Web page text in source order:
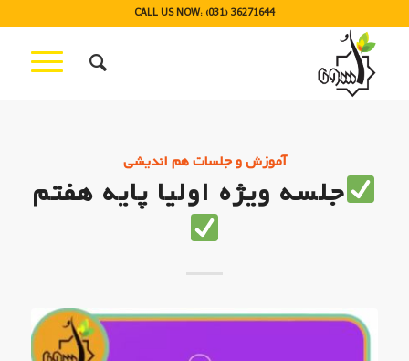
CALL US NOW: (031) 36271644
آموزش و جلسات هم اندیشی
جلسه ویژه اولیا پایه هفتم